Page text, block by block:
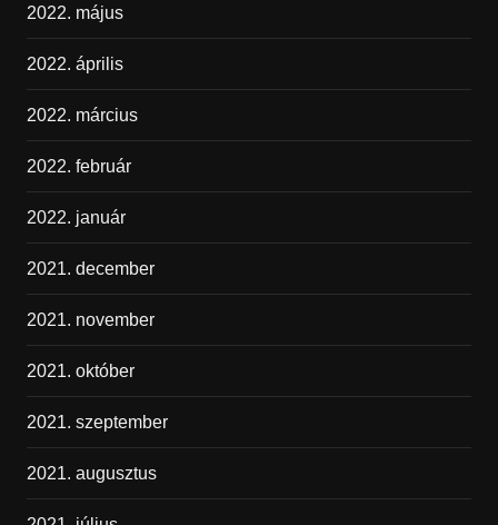
2022. május
2022. április
2022. március
2022. február
2022. január
2021. december
2021. november
2021. október
2021. szeptember
2021. augusztus